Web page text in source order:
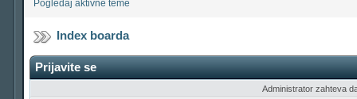
Pogledaj aktivne teme
Index boarda
Prijavite se
Administrator zahteva